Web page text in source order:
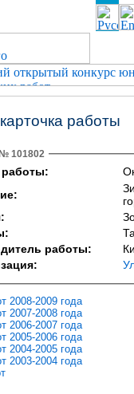
работы
101802
работы:
работы:
2008-2009 года
2007-2008 года
2006-2007 года
2005-2006 года
2004-2005 года
2003-2004 года